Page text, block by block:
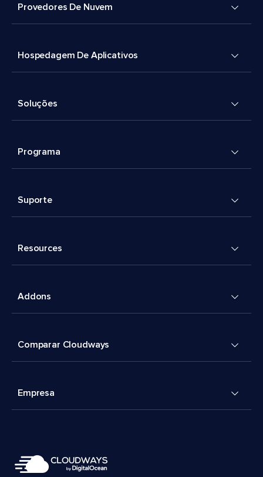
Provedores De Nuvem
Hospedagem De Aplicativos
Soluções
Programa
Suporte
Resources
Addons
Comparar Cloudways
Empresa